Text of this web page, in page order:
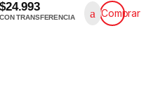
$24.993
CON TRANSFERENCIA Comprar